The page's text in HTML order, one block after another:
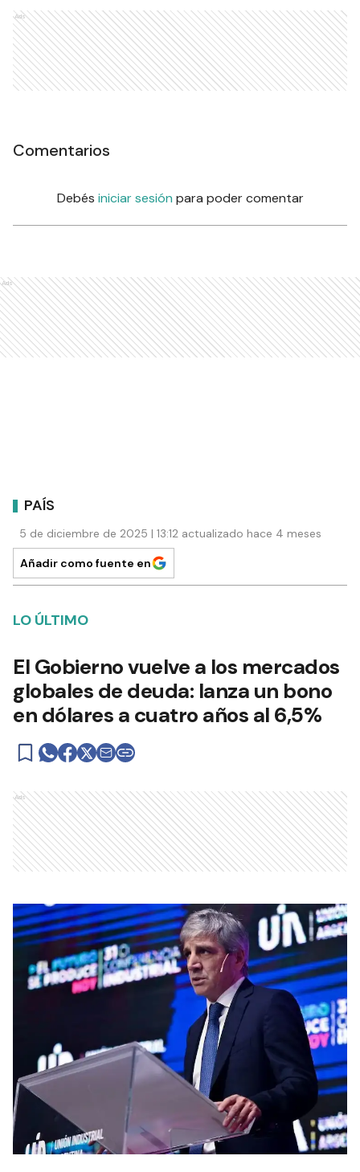
Ads
Comentarios
Debés iniciar sesión para poder comentar
Ads
PAÍS
5 de diciembre de 2025 | 13:12 actualizado hace 4 meses
Añadir como fuente en
LO ÚLTIMO
El Gobierno vuelve a los mercados
globales de deuda: lanza un bono
en dólares a cuatro años al 6,5%
Ads